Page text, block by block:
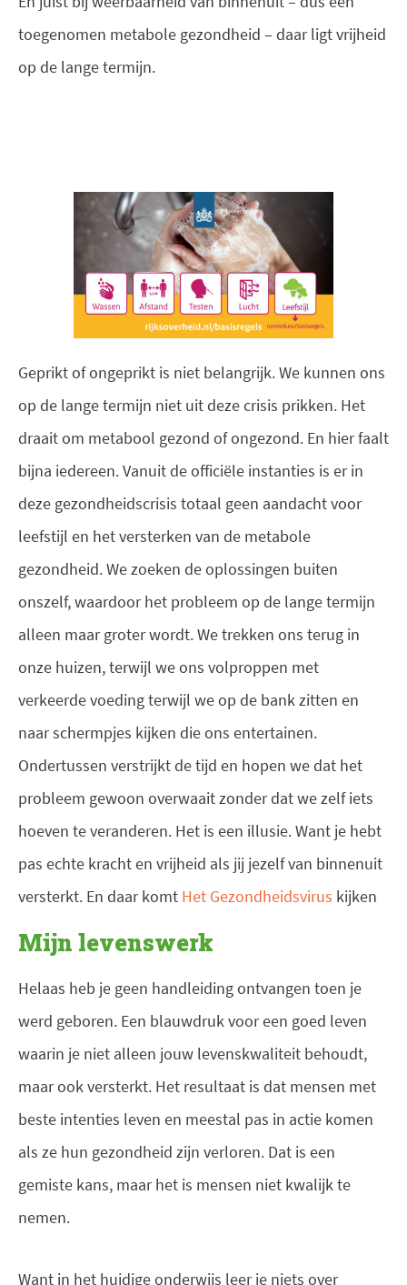
toegenomen metabole gezondheid – daar ligt vrijheid
op de lange termijn.
Geprikt of ongeprikt is niet belangrijk. We kunnen ons
op de lange termijn niet uit deze crisis prikken. Het
draait om metabool gezond of ongezond. En hier faalt
bijna iedereen. Vanuit de officiële instanties is er in
deze gezondheidscrisis totaal geen aandacht voor
leefstijl en het versterken van de metabole
gezondheid. We zoeken de oplossingen buiten
onszelf, waardoor het probleem op de lange termijn
alleen maar groter wordt. We trekken ons terug in
onze huizen, terwijl we ons volproppen met
verkeerde voeding terwijl we op de bank zitten en
naar schermpjes kijken die ons entertainen.
Ondertussen verstrijkt de tijd en hopen we dat het
probleem gewoon overwaait zonder dat we zelf iets
hoeven te veranderen. Het is een illusie. Want je hebt
pas echte kracht en vrijheid als jij jezelf van binnenuit
versterkt. En daar komt Het Gezondheidsvirus kijken
Mijn levenswerk
Helaas heb je geen handleiding ontvangen toen je
werd geboren. Een blauwdruk voor een goed leven
waarin je niet alleen jouw levenskwaliteit behoudt,
maar ook versterkt. Het resultaat is dat mensen met
beste intenties leven en meestal pas in actie komen
als ze hun gezondheid zijn verloren. Dat is een
gemiste kans, maar het is mensen niet kwalijk te
nemen.
Want in het huidige onderwijs leer je niets over